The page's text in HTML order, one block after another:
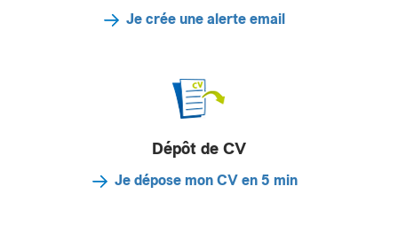
Je crée une alerte email
Dépôt de CV
Je dépose mon CV en 5 min